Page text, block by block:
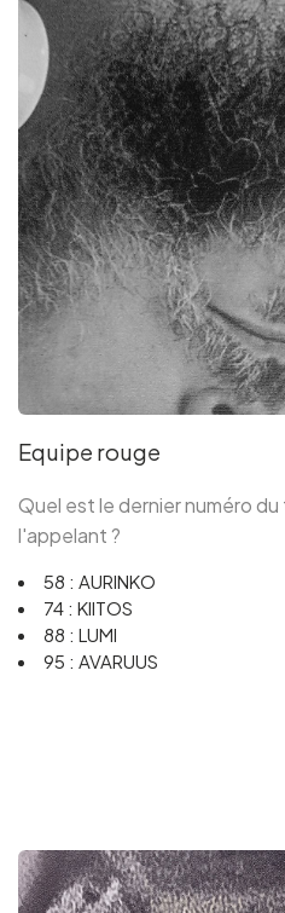
FR EN NL DE
Equipe rouge
Quel est le dernier numéro
l'appelant ?
58 : AURINKO
74 : KIITOS
88 : LUMI
95 : AVARUUS